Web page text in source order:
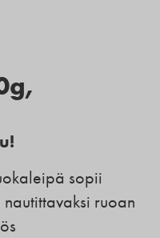
sopii
ruoan